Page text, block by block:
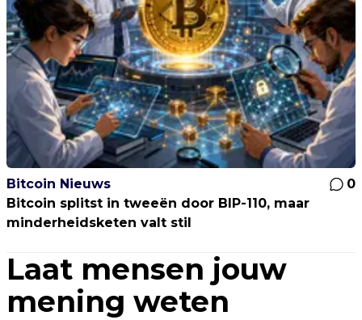
Bitcoin Nieuws
0
Bitcoin splitst in tweeën door BIP-110, maar
minderheidsketen valt stil
Laat mensen jouw
mening weten